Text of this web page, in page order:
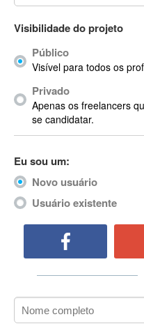
ACID Pro
ACPI
Acrobat X
ACT
Actian
Actimize
ActionScript 3
Active Directory
ActiveCollab
ActiveX
ActiveX Data Objects (ADO)
Ada
Adianti Framework
ADK
Administração
Visibilidade do projeto
Público
Visível para todos os
Privado
Apenas os freelancers
se candidatar.
Eu sou um:
Novo usuário
Usuário existente